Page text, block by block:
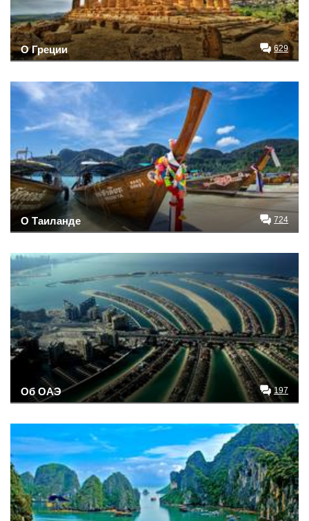
О Греции 629
О Таиланде 724
Об ОАЭ 197